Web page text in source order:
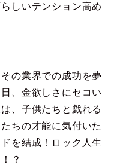
しいテンション高め
の業界での成功を夢
、金欲しさにセコい
、子供たちと戯れる
ちの才能に気付いた
を結成！ロック人生
？